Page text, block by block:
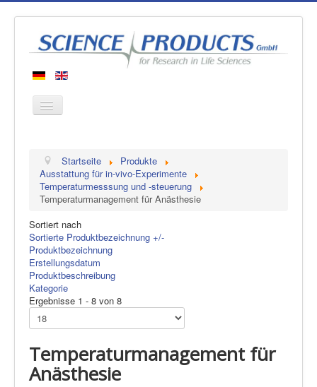
Produkte
Hersteller
Kontakt
Startseite
Produkte
Ausstattung für in-vivo-Experimente
Temperaturmesssung und -steuerung
Temperaturmanagement für Anästhesie
Sortiert nach
Sortierte Produktbezeichnung +/-
Produktbezeichnung
Erstellungsdatum
Produktbeschreibung
Kategorie
Ergebnisse 1 - 8 von 8
Temperaturmanagement für
Anästhesie